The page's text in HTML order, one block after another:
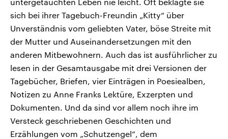
sich bei ihrer Tagebuch-Freundin „Kitty“ über
Unverständnis vom geliebten Vater, böse Streite mit
der Mutter und Auseinandersetzungen mit den
anderen Mitbewohnern. Auch das ist ausführlicher zu
lesen in der Gesamtausgabe mit drei Versionen der
Tagebücher, Briefen, vier Einträgen in Poesiealben,
Notizen zu Anne Franks Lektüre, Exzerpten und
Dokumenten. Und da sind vor allem noch ihre im
Versteck geschriebenen Geschichten und
Erzählungen vom „Schutzengel“, dem